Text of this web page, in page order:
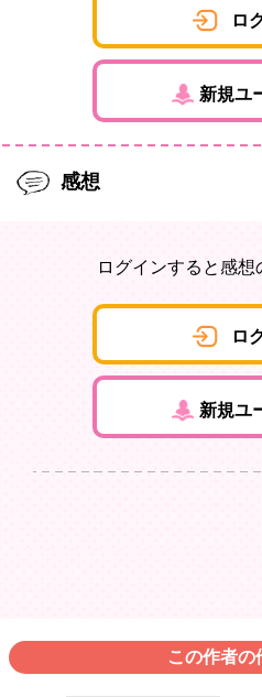
ロ
新規ユ
感想
ログインすると感
ロ
新規ユ
この作者の